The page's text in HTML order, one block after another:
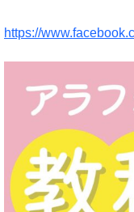
https://